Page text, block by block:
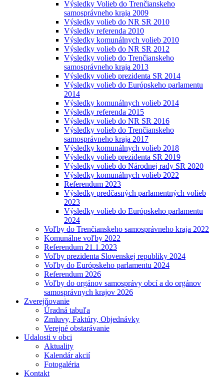
Výsledky Volieb do Trenčianskeho
samosprávneho kraja 2009
Výsledky volieb do NR SR 2010
Výsledky referenda 2010
Výsledky komunálnych volieb 2010
Výsledky volieb do NR SR 2012
Výsledky volieb do Trenčianskeho
samosprávneho kraja 2013
Výsledky volieb prezidenta SR 2014
Výsledky volieb do Európskeho parlamentu
2014
Výsledky komunálnych volieb 2014
Výsledky referenda 2015
Výsledky volieb do NR SR 2016
Výsledky volieb do Trenčianskeho
samosprávneho kraja 2017
Výsledky komunálnych volieb 2018
Výsledky volieb prezidenta SR 2019
Výsledky volieb do Národnej rady SR 2020
Výsledky komunálnych volieb 2022
Referendum 2023
Výsledky predčasných parlamentných volieb
2023
Výsledky volieb do Európskeho parlamentu
2024
Voľby do Trenčianskeho samosprávneho kraja 2022
Komunálne voľby 2022
Referendum 21.1.2023
Voľby prezidenta Slovenskej republiky 2024
Voľby do Európskeho parlamentu 2024
Referendum 2026
Voľby do orgánov samosprávy obcí a do orgánov
samosprávnych krajov 2026
Zverejňovanie
Úradná tabuľa
Zmluvy, Faktúry, Objednávky
Verejné obstarávanie
Udalosti v obci
Aktuality
Kalendár akcií
Fotogaléria
Kontakt